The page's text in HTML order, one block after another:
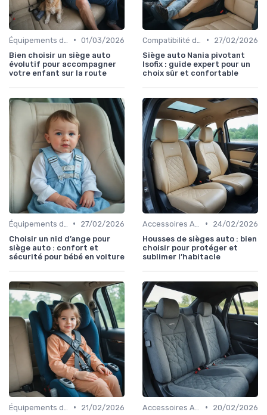
• 01/03/2026
Bien choisir un siège auto
évolutif pour accompagner
votre enfant sur la route
•
27/02/2026
Siège auto Nania pivotant
Isofix : guide expert pour un
choix sûr et confortable
•
27/02/2026
Choisir un nid d’ange pour
siège auto : confort et
sécurité pour bébé en voiture
•
24/02/2026
Housses de sièges auto : bien
choisir pour protéger et
sublimer l’habitacle
•
21/02/2026
•
20/02/2026